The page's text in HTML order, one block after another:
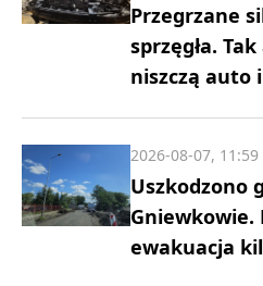
Przegrzane
sprzęgła.
niszczą auto
Uszkodzono
Gniewkowie.
ewakuacja
2026-08-07, 11:59